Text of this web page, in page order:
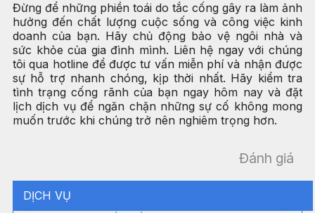
Đừng để những phiền toái do tắc cống gây ra làm ảnh
hưởng đến chất lượng cuộc sống và công việc kinh
doanh của bạn. Hãy chủ động bảo vệ ngôi nhà và
sức khỏe của gia đình mình. Liên hệ ngay với chúng
tôi qua hotline để được tư vấn miễn phí và nhận được
sự hỗ trợ nhanh chóng, kịp thời nhất. Hãy kiểm tra
tình trạng cống rãnh của bạn ngay hôm nay và đặt
lịch dịch vụ để ngăn chặn những sự cố không mong
muốn trước khi chúng trở nên nghiêm trọng hơn.
Đánh giá
DỊCH VỤ